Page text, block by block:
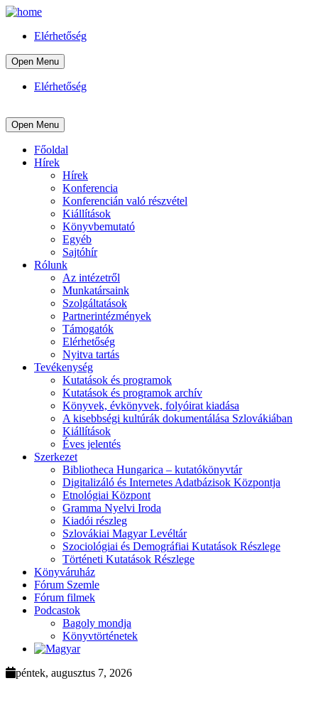
Elérhetőség
Open Menu
Elérhetőség
Open Menu
Főoldal
Hírek
Hírek
Konferencia
Konferencián való részvétel
Kiállítások
Könyvbemutató
Egyéb
Sajtóhír
Rólunk
Az intézetről
Munkatársaink
Szolgáltatások
Partnerintézmények
Támogatók
Elérhetőség
Nyitva tartás
Tevékenység
Kutatások és programok
Kutatások és programok archív
Könyvek, évkönyvek, folyóirat kiadása
A kisebbségi kultúrák dokumentálása Szlovákiában
Kiállítások
Éves jelentés
Szerkezet
Bibliotheca Hungarica – kutatókönyvtár
Digitalizáló és Internetes Adatbázisok Központja
Etnológiai Központ
Gramma Nyelvi Iroda
Kiadói részleg
Szlovákiai Magyar Levéltár
Szociológiai és Demográfiai Kutatások Részlege
Történeti Kutatások Részlege
Könyváruház
Fórum Szemle
Fórum filmek
Podcastok
Bagoly mondja
Könyvtörténetek
péntek, augusztus 7, 2026